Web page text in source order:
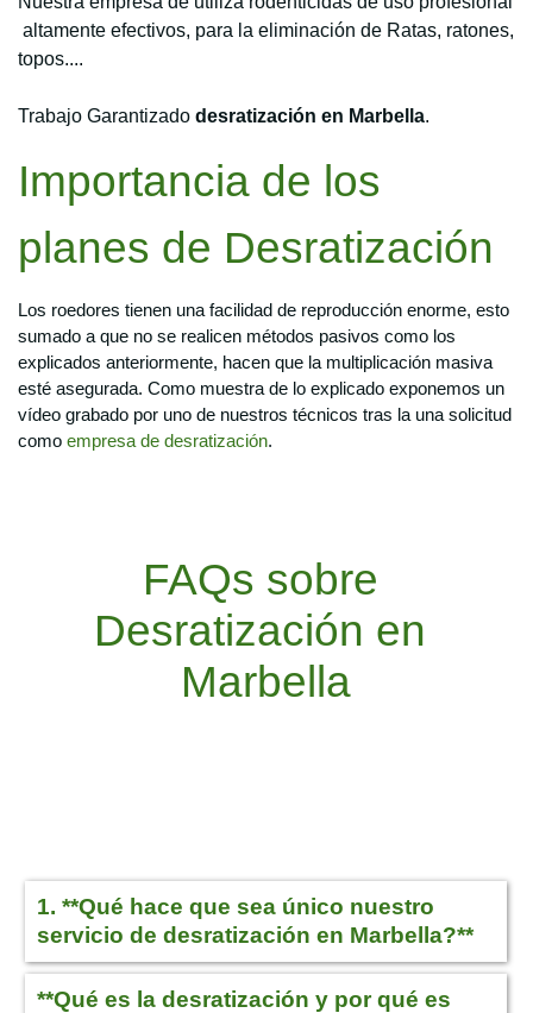
altamente efectivos, para la eliminación de Ratas, ratones,
topos....
Trabajo Garantizado desratización en Marbella.
Importancia de los
planes de Desratización
Los roedores tienen una facilidad de reproducción enorme, esto
sumado a que no se realicen métodos pasivos como los
explicados anteriormente, hacen que la multiplicación masiva
esté asegurada. Como muestra de lo explicado exponemos un
vídeo grabado por uno de nuestros técnicos tras la una solicitud
como empresa de desratización.
FAQs sobre
Desratización en
Marbella
1. **Qué hace que sea único nuestro
servicio de desratización en Marbella?**
**Qué es la desratización y por qué es